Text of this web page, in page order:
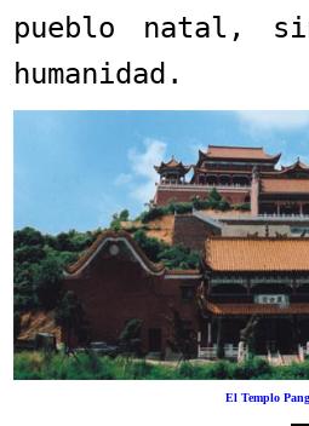
pueblo natal,
humanidad.
El Templo